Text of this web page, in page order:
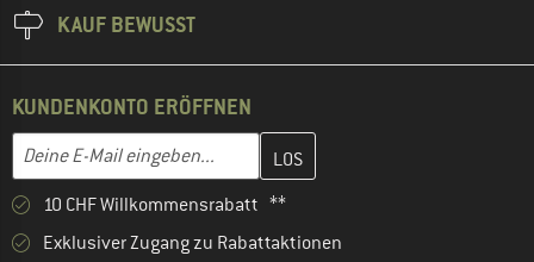
KAUF BEWUSST
KUNDENKONTO ERÖFFNEN
E-Mail-Adresse
Gib hier deine E-Mail-Adresse ein und erstelle im nächsten
10 CHF Willkommensrabatt **
Exklusiver Zugang zu Rabattaktionen